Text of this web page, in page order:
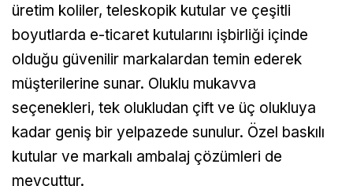
üretim koliler, teleskopik kutular ve çeşitli
boyutlarda e-ticaret kutularını işbirliği içinde
olduğu güvenilir markalardan temin ederek
müşterilerine sunar. Oluklu mukavva
seçenekleri, tek olukludan çift ve üç olukluya
kadar geniş bir yelpazede sunulur. Özel baskılı
kutular ve markalı ambalaj çözümleri de
mevcuttur.